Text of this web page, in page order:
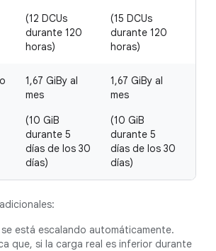
(12 DCUs
durante 120
horas)
(15 DCUs
durante 120
horas)
1,67 GiBy al
mes
(10 GiB
durante 5
días de los 30
días)
1,67 GiBy al
mes
(10 GiB
durante 5
días de los 30
días)
está escalando automáticamente.
que, si la carga real es inferior durante